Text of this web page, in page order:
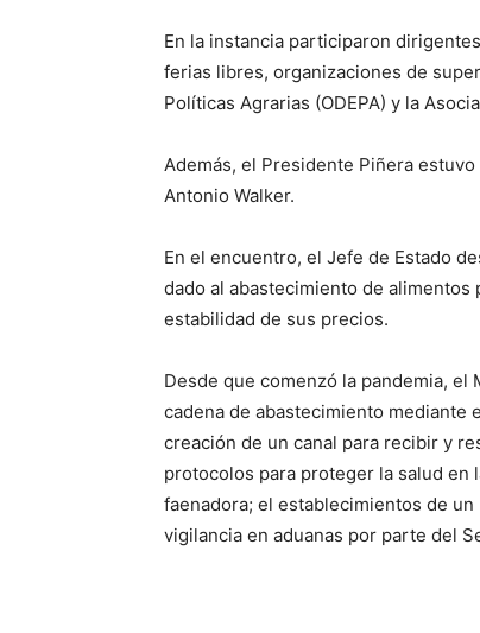
En la instancia participaron
ferias libres, organizaciones de
Políticas Agrarias (ODEPA) y la
Además, el Presidente Piñera
Antonio Walker.
En el encuentro, el Jefe de Estado
dado al abastecimiento de
estabilidad de sus precios.
Desde que comenzó la pandemia,
cadena de abastecimiento mediante
creación de un canal para recibir y
protocolos para proteger la salud en
faenadora; el establecimientos de
vigilancia en aduanas por parte del